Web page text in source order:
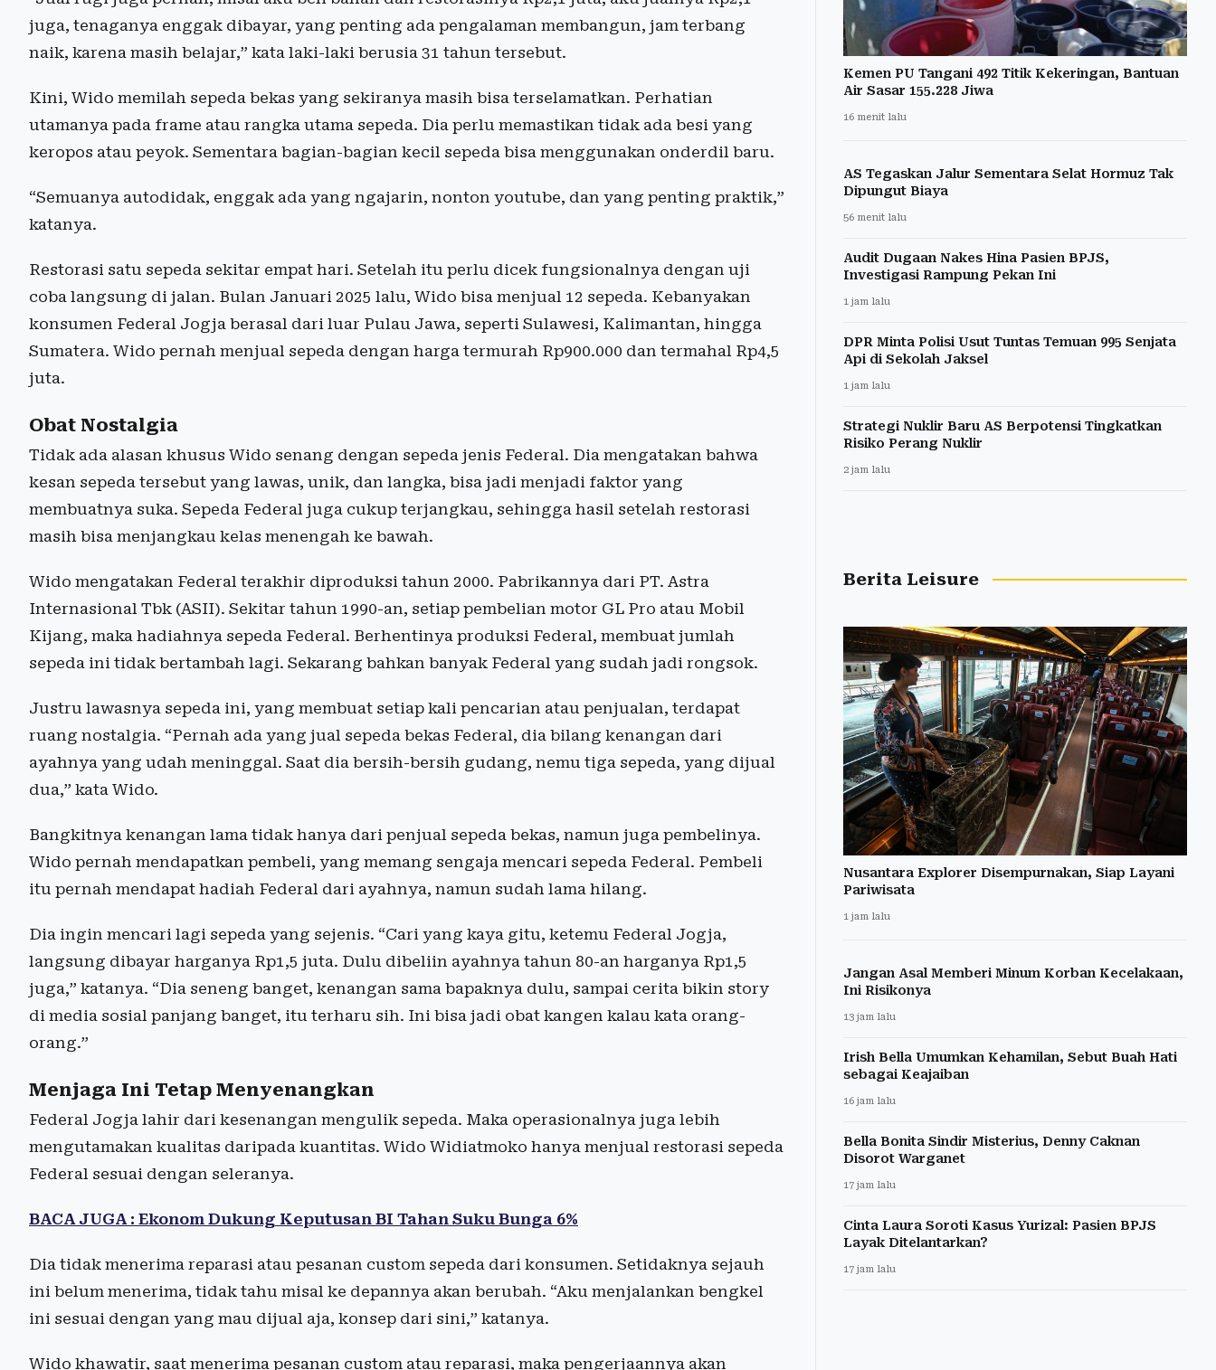
juga, tenaganya enggak dibayar, yang penting ada pengalaman membangun, jam terbang
naik, karena masih belajar,” kata laki-laki berusia 31 tahun tersebut.
Kini, Wido memilah sepeda bekas yang sekiranya masih bisa terselamatkan. Perhatian
utamanya pada frame atau rangka utama sepeda. Dia perlu memastikan tidak ada besi yang
keropos atau peyok. Sementara bagian-bagian kecil sepeda bisa menggunakan onderdil baru.
“Semuanya autodidak, enggak ada yang ngajarin, nonton youtube, dan yang penting praktik,”
katanya.
Restorasi satu sepeda sekitar empat hari. Setelah itu perlu dicek fungsionalnya dengan uji
coba langsung di jalan. Bulan Januari 2025 lalu, Wido bisa menjual 12 sepeda. Kebanyakan
konsumen Federal Jogja berasal dari luar Pulau Jawa, seperti Sulawesi, Kalimantan, hingga
Sumatera. Wido pernah menjual sepeda dengan harga termurah Rp900.000 dan termahal Rp4,5
juta.
Obat Nostalgia
Tidak ada alasan khusus Wido senang dengan sepeda jenis Federal. Dia mengatakan bahwa
kesan sepeda tersebut yang lawas, unik, dan langka, bisa jadi menjadi faktor yang
membuatnya suka. Sepeda Federal juga cukup terjangkau, sehingga hasil setelah restorasi
masih bisa menjangkau kelas menengah ke bawah.
Wido mengatakan Federal terakhir diproduksi tahun 2000. Pabrikannya dari PT. Astra
Internasional Tbk (ASII). Sekitar tahun 1990-an, setiap pembelian motor GL Pro atau Mobil
Kijang, maka hadiahnya sepeda Federal. Berhentinya produksi Federal, membuat jumlah
sepeda ini tidak bertambah lagi. Sekarang bahkan banyak Federal yang sudah jadi rongsok.
Justru lawasnya sepeda ini, yang membuat setiap kali pencarian atau penjualan, terdapat
ruang nostalgia. “Pernah ada yang jual sepeda bekas Federal, dia bilang kenangan dari
ayahnya yang udah meninggal. Saat dia bersih-bersih gudang, nemu tiga sepeda, yang dijual
dua,” kata Wido.
Bangkitnya kenangan lama tidak hanya dari penjual sepeda bekas, namun juga pembelinya.
Wido pernah mendapatkan pembeli, yang memang sengaja mencari sepeda Federal. Pembeli
itu pernah mendapat hadiah Federal dari ayahnya, namun sudah lama hilang.
Dia ingin mencari lagi sepeda yang sejenis. “Cari yang kaya gitu, ketemu Federal Jogja,
langsung dibayar harganya Rp1,5 juta. Dulu dibeliin ayahnya tahun 80-an harganya Rp1,5
juga,” katanya. “Dia seneng banget, kenangan sama bapaknya dulu, sampai cerita bikin story
di media sosial panjang banget, itu terharu sih. Ini bisa jadi obat kangen kalau kata orang-
orang.”
Menjaga Ini Tetap Menyenangkan
Federal Jogja lahir dari kesenangan mengulik sepeda. Maka operasionalnya juga lebih
mengutamakan kualitas daripada kuantitas. Wido Widiatmoko hanya menjual restorasi sepeda
Federal sesuai dengan seleranya.
BACA JUGA : Ekonom Dukung Keputusan BI Tahan Suku Bunga 6%
Dia tidak menerima reparasi atau pesanan custom sepeda dari konsumen. Setidaknya sejauh
ini belum menerima, tidak tahu misal ke depannya akan berubah. “Aku menjalankan bengkel
ini sesuai dengan yang mau dijual aja, konsep dari sini,” katanya.
Wido khawatir, saat menerima pesanan custom atau reparasi, maka pengerjaannya akan
Kemen PU Tangani 492 Titik Kekeringan, Bantuan
Air Sasar 155.228 Jiwa
16 menit lalu
AS Tegaskan Jalur Sementara Selat Hormuz Tak
Dipungut Biaya
56 menit lalu
Audit Dugaan Nakes Hina Pasien BPJS,
Investigasi Rampung Pekan Ini
1 jam lalu
DPR Minta Polisi Usut Tuntas Temuan 995 Senjata
Api di Sekolah Jaksel
1 jam lalu
Strategi Nuklir Baru AS Berpotensi Tingkatkan
Risiko Perang Nuklir
2 jam lalu
Berita Leisure
Nusantara Explorer Disempurnakan, Siap Layani
Pariwisata
1 jam lalu
Jangan Asal Memberi Minum Korban Kecelakaan,
Ini Risikonya
13 jam lalu
Irish Bella Umumkan Kehamilan, Sebut Buah Hati
sebagai Keajaiban
16 jam lalu
Bella Bonita Sindir Misterius, Denny Caknan
Disorot Warganet
17 jam lalu
Cinta Laura Soroti Kasus Yurizal: Pasien BPJS
Layak Ditelantarkan?
17 jam lalu